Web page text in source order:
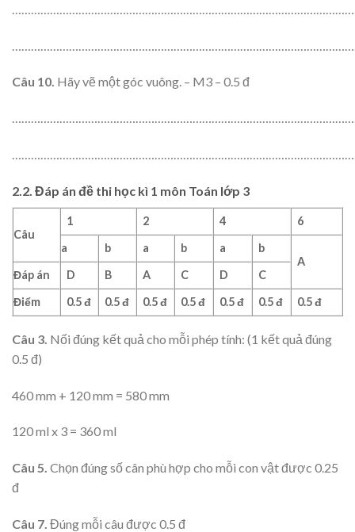
Câu 10. Hãy vẽ một góc vuông. – M3 – 0.5 đ
2.2. Đáp án đề thi học kì 1 môn Toán lớp 3
Câu
1 2 4
6
a
b a b a
b
A
Đáp án
D B A C D
C
Điểm
0.5đ 0.5đ 0.5đ 0.5đ 0.5đ 0.5đ 0.5đ
Câu 3. Nối đúng kết quả cho mỗi phép tính: (1 kết quả đúng
0.5 đ)
460 mm + 120 mm = 580 mm
120 ml x 3 = 360 ml
Câu 5. Chọn đúng số cân phù hợp cho mỗi con vật được 0.25
đ
Câu 7. Đúng mỗi câu được 0.5 đ